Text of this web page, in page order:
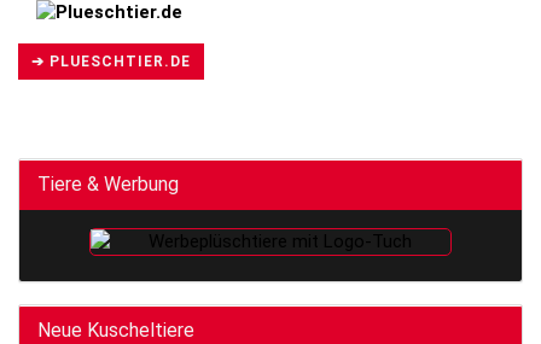
➔ PLUESCHTIER.DE
Tiere & Werbung
Neue Kuscheltiere